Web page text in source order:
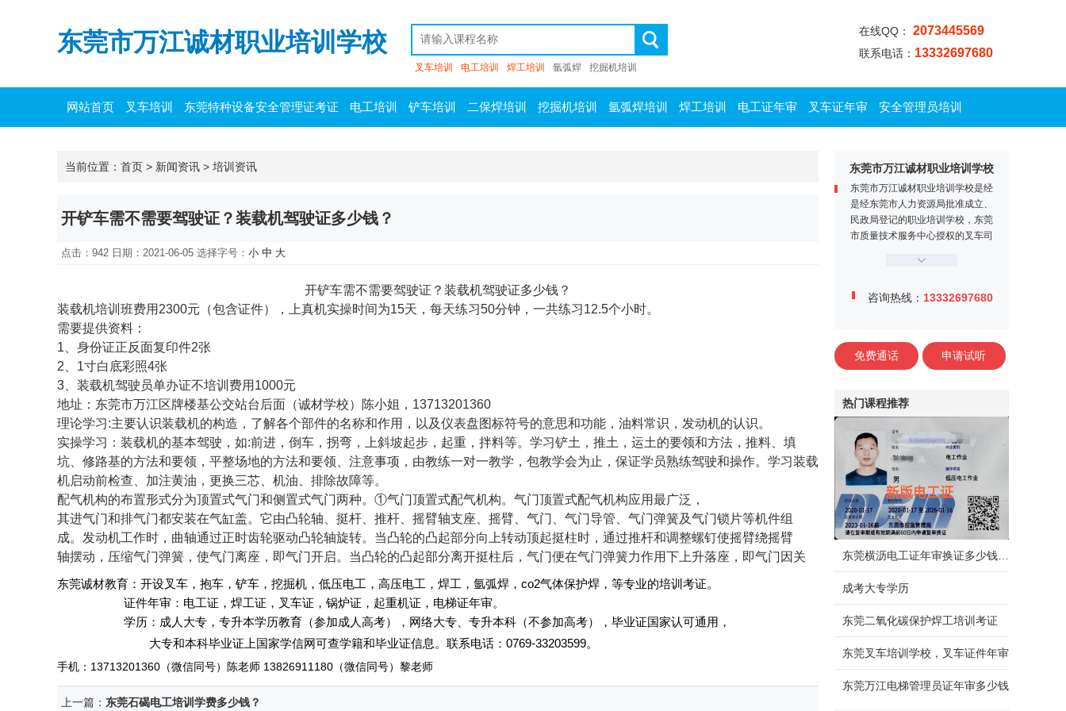
东莞市万江诚材职业培训学校
叉车培训 电工培训 焊工培训 氩弧焊 挖掘机培训
在线QQ： 2073445569
联系电话： 13332697680
网站首页 叉车培训 东莞特种设备安全管理证考证 电工培训 铲车培训 二保焊培训 挖掘机培训 氩弧焊培训 焊工培训 电工证年审 叉车证年审 安全管理员培训
东莞市万江诚材职业培训学校
东莞市万江诚材职业培训学校是经
是经东莞市人力资源局批准成立、
民政局登记的职业培训学校，东莞
市质量技术服务中心授权的叉车司
师资力量雄厚，学校内设电工实训
咨询热线： 13332697680
免费通话 申请试听
热门课程推荐
成考大专学历
东莞二氧化碳保护焊工培训考证
东莞叉车培训学校，叉车证件年审
东莞万江电梯管理员证年审多少钱
当前位置： 首页 > 新闻资讯 > 培训资讯
开铲车需不需要驾驶证？装载机驾驶证多少钱？
点击：942 日期：2021-06-05 选择字号： 小 中 大
开铲车需不需要驾驶证？装载机驾驶证多少钱？
装载机培训班费用2300元（包含证件），上真机实操时间为15天，每天练习50分钟，一共练习12.5个小时。
需要提供资料：
1、身份证正反面复印件2张
2、1寸白底彩照4张
3、装载机驾驶员单办证不培训费用1000元
地址：东莞市万江区牌楼基公交站台后面（诚材学校）陈小姐，13713201360
理论学习:主要认识装载机的构造，了解各个部件的名称和作用，以及仪表盘图标符号的意思和功能，油料常识，发动机的认识。
实操学习：装载机的基本驾驶，如:前进，倒车，拐弯，上斜坡起步，起重，拌料等。学习铲土，推土，运土的要领和方法，推料、填
坑、修路基的方法和要领，平整场地的方法和要领、注意事项，由教练一对一教学，包教学会为止，保证学员熟练驾驶和操作。学习装载
机启动前检查、加注黄油，更换三芯、机油、排除故障等。
配气机构的布置形式分为顶置式气门和侧置式气门两种。①气门顶置式配气机构。气门顶置式配气机构应用最广泛，
其进气门和排气门都安装在气缸盖。它由凸轮轴、挺杆、推杆、摇臂轴支座、摇臂、气门、气门导管、气门弹簧及气门锁片等机件组
成。发动机工作时，曲轴通过正时齿轮驱动凸轮轴旋转。当凸轮的凸起部分向上转动顶起挺柱时，通过推杆和调整螺钉使摇臂绕摇臂
轴摆动，压缩气门弹簧，使气门离座，即气门开启。当凸轮的凸起部分离开挺柱后，气门便在气门弹簧力作用下上升落座，即气门因关
东莞诚材教育：开设叉车，抱车，铲车，挖掘机，低压电工，高压电工，焊工，氩弧焊，co2气体保护焊，等专业的培训考证。
证件年审：电工证，焊工证，叉车证，锅炉证，起重机证，电梯证年审。
学历：成人大专，专升本学历教育 （参加成人高考），网络大专、专升本科（不参加高考），毕业证国家认可通用，
大专和本科毕业证上国家学信网可查学籍和毕业证信息 。 联系电话 ： 0769-33203599。
手机： 13713201360 （微信同号）陈老师 13826911180（微信同号）黎老师
上一篇： 东莞石碣电工培训学费多少钱？